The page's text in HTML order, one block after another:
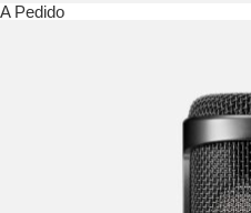
A Pedido